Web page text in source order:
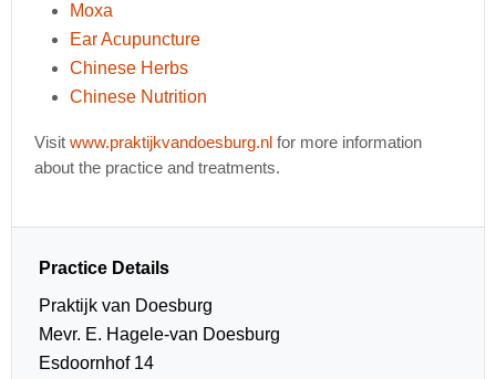
Moxa
Ear Acupuncture
Chinese Herbs
Chinese Nutrition
Visitwww.praktijkvandoesburg.nl for more information
about the practice and treatments.
Practice Details
Praktijk van Doesburg
Mevr. E. Hagele-van Doesburg
Esdoornhof 14